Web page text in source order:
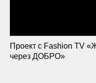
Проект с Fashion TV
через ДОБРО»